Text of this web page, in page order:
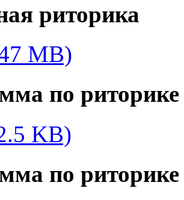
риторика
MB)
по риторике
KB)
по риторике